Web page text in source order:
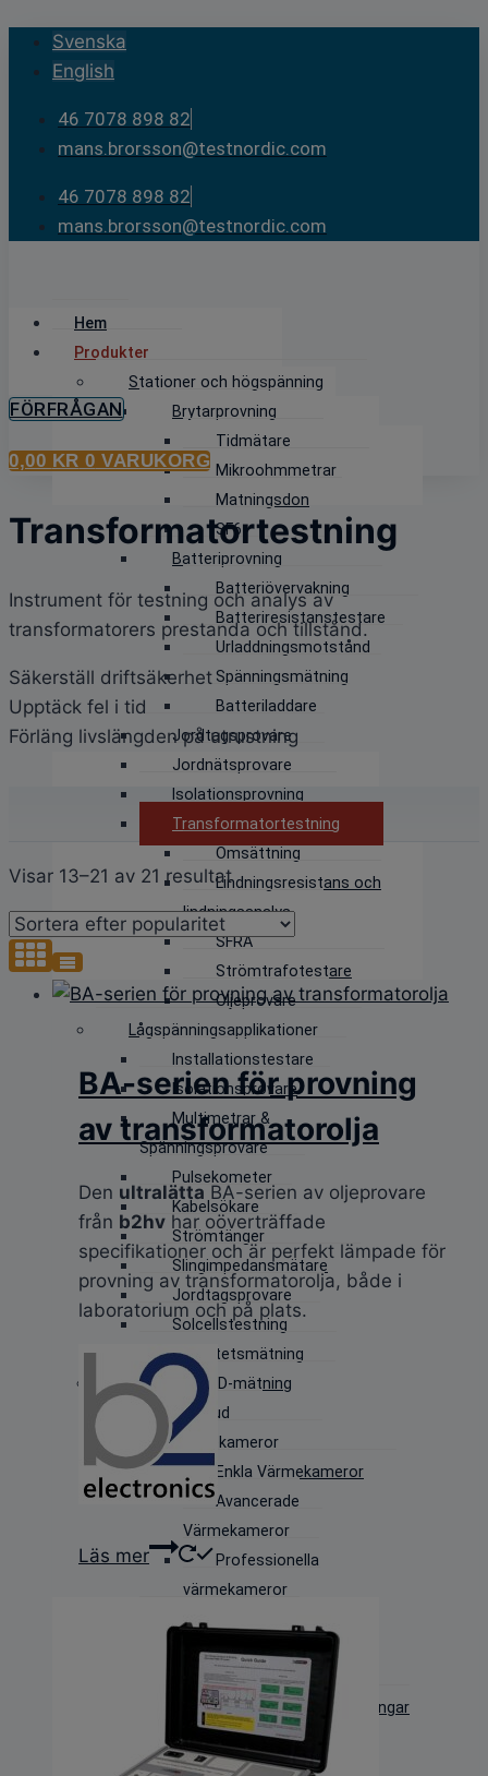
Skip
content
Svenska
English
46 7078 898 82
mans.brorsson@testnordic.com
46 7078 898 82
mans.brorsson@testnordic.com
Hem
Produkter
Stationer och högspänning
Brytarprovning
Tidmätare
Mikroohmmetrar
Matningsdon
SF6
Batteriprovning
Batteriövervakning
Batteriresistanstestare
Urladdningsmotstånd
Spänningsmätning
Batteriladdare
Jordtagsprovare
Jordnätsprovare
Isolationsprovning
Transformatortestning
Omsättning
Lindningsresistans och
lindningsanalys
SFRA
Strömtrafotestare
Oljeprovare
Lågspänningsapplikationer
Installationstestare
Isolationsprovare
Multimetrar &
Spänningsprovare
Pulsekometer
Kabelsökare
Strömtänger
Slingimpedansmätare
Jordtagsprovare
Solcellstestning
Elkvalitetsmätning
Kameror & PD-mätning
Ultraljud
Värmekameror
Enkla Värmekameror
Avancerade
Värmekameror
Professionella
värmekameror
PD-mätning
Ultraljudskameror
Handhållna PD utrustningar
(TeV+Ultraljud)
Laboratorie, Högspänning &
FÖRFRÅGAN
0,00 KR 0 VARUKORG
Transformatortestning
Instrument för testning och analys av
transformatorers prestanda och tillstånd.
Säkerställ driftsäkerhet
Upptäck fel i tid
Förläng livslängden på utrustning
Visar 13–21 av 21 resultatSortera
efter
popularitet
BA-serien för provning
av transformatorolja
Den ultralätta BA-serien av oljeprovare
från b2hv har oöverträffade
specifikationer och är perfekt lämpade för
provning av transformatorolja, både i
laboratorium och på plats.
Läs mer